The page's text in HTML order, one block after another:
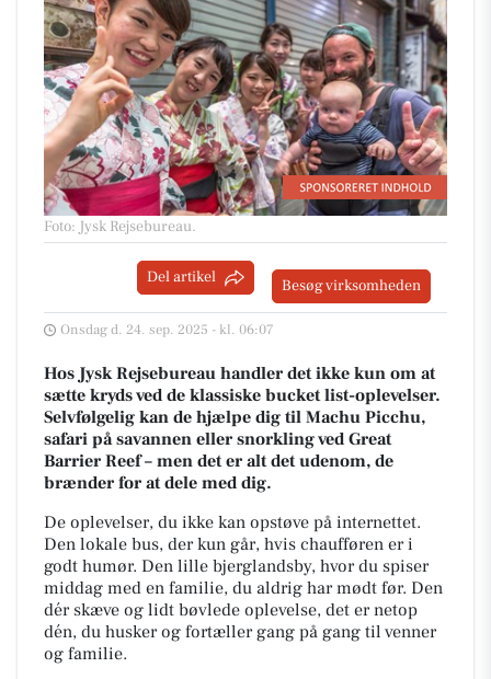
Foto: Jysk Rejsebureau.
Del artikel Besøg virksomheden
Onsdag d. 24. sep. 2025 - kl. 06:07
Hos Jysk Rejsebureau handler det ikke kun om at
sætte kryds ved de klassiske bucket list-oplevelser.
Selvfølgelig kan de hjælpe dig til Machu Picchu,
safari på savannen eller snorkling ved Great
Barrier Reef – men det er alt det udenom, de
brænder for at dele med dig.
De oplevelser, du ikke kan opstøve på internettet.
Den lokale bus, der kun går, hvis chaufføren er i
godt humør. Den lille bjerglandsby, hvor du spiser
middag med en familie, du aldrig har mødt før. Den
dér skæve og lidt bøvlede oplevelse, det er netop
dén, du husker og fortæller gang på gang til venner
og familie.